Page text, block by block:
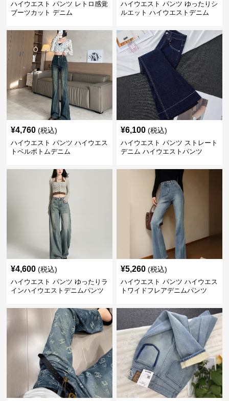
ハイウエスト パンツ レトロ感覚
ブーツカット デニム
ハイウエスト パンツ ゆったりシ
ルエット ハイウエストデニム
¥4,760 (税込)
ハイウエスト パンツ ハイウエス
トベルボトムデニム
¥6,100 (税込)
ハイウエスト パンツ ストレート
デニム ハイウエストパンツ
¥4,600 (税込)
ハイウエスト パンツ ゆったりラ
インハイウエストデニムパンツ
¥5,260 (税込)
ハイウエスト パンツ ハイウエス
トワイドフレアデニムパンツ